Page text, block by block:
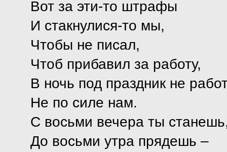
Вот за эти-то штрафы
И стакнулися-то мы,
Чтобы не писал,
Чтоб прибавил за работу,
В ночь под праздник не
Не по силе нам.
С восьми вечера ты
До восьми утра прядешь –